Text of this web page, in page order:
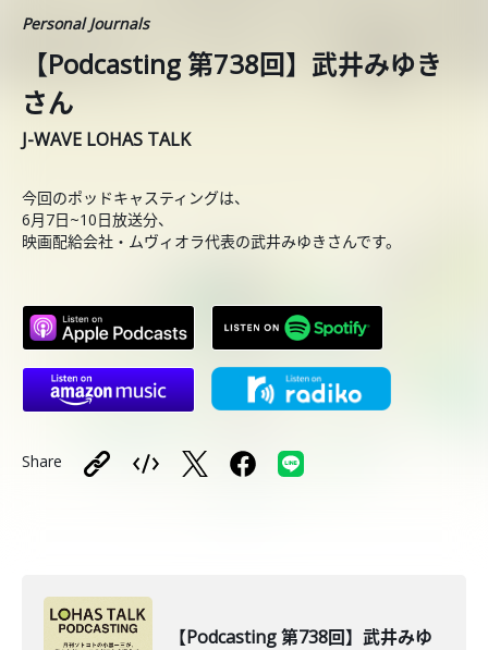
Personal Journals
【Podcasting 第738回】武井みゆき
さん
J-WAVE LOHAS TALK
今回のポッドキャスティングは、
6月7日~10日放送分、
映画配給会社・ムヴィオラ代表の武井みゆきさんです。
Share
【Podcasting 第738回】武井みゆ